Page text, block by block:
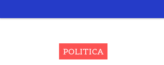
POLITICA